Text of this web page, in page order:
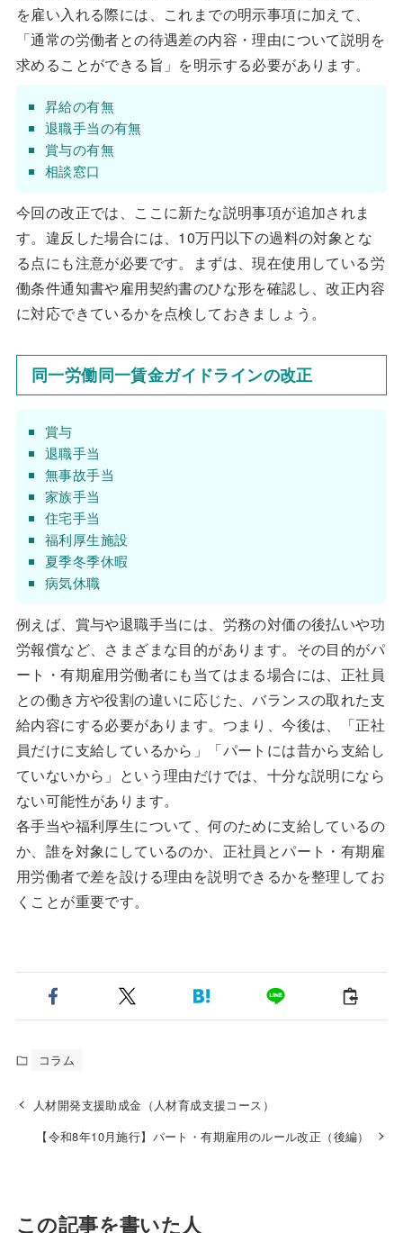
を雇い入れる際には、これまでの明示事項に加えて、
「通常の労働者との待遇差の内容・理由について説明を
求めることができる旨」を明示する必要があります。
昇給の有無
退職手当の有無
賞与の有無
相談窓口
今回の改正では、ここに新たな説明事項が追加されま
す。違反した場合には、10万円以下の過料の対象とな
る点にも注意が必要です。まずは、現在使用している労
働条件通知書や雇用契約書のひな形を確認し、改正内容
に対応できているかを点検しておきましょう。
同一労働同一賃金ガイドラインの改正
賞与
退職手当
無事故手当
家族手当
住宅手当
福利厚生施設
夏季冬季休暇
病気休職
例えば、賞与や退職手当には、労務の対価の後払いや功
労報償など、さまざまな目的があります。その目的がパ
ート・有期雇用労働者にも当てはまる場合には、正社員
との働き方や役割の違いに応じた、バランスの取れた支
給内容にする必要があります。つまり、今後は、「正社
員だけに支給しているから」「パートには昔から支給し
ていないから」という理由だけでは、十分な説明になら
ない可能性があります。
各手当や福利厚生について、何のために支給しているの
か、誰を対象にしているのか、正社員とパート・有期雇
用労働者で差を設ける理由を説明できるかを整理してお
くことが重要です。
コラム
人材開発支援助成金（人材育成支援コース）
【令和8年10月施行】パート・有期雇用のルール改正（後編）
この記事を書いた人